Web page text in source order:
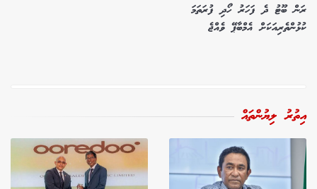
ރަން ބޫޓު ދެ ފަހަރު ހޯދި ފުރަތަމަ
ކުޅުންތެރިއަކަށް އެމްބާޕޭ ވެއްޖެ
އިތުރު ލިޔުންތައް